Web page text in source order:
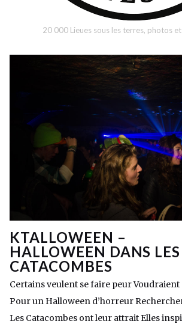
20 000 Lieues sous les terres, photos
KTALLOWEEN –
HALLOWEEN DANS LES
CATACOMBES
Certains veulent se faire peur Voudraient
Pour un Halloween d’horreur
Les Catacombes ont leur attrait Elles